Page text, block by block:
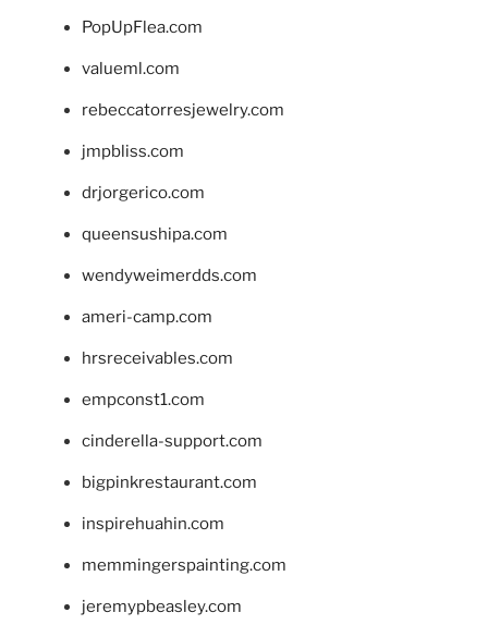
PopUpFlea.com
valueml.com
rebeccatorresjewelry.com
jmpbliss.com
drjorgerico.com
queensushipa.com
wendyweimerdds.com
ameri-camp.com
hrsreceivables.com
empconst1.com
cinderella-support.com
bigpinkrestaurant.com
inspirehuahin.com
memmingerspainting.com
jeremypbeasley.com